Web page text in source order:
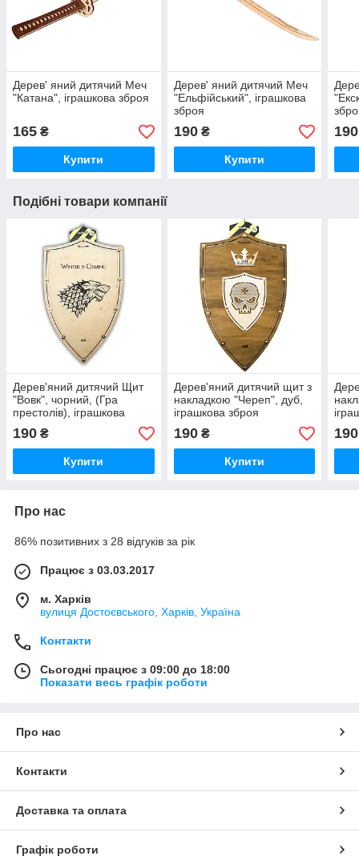
Дерев' яний дитячий Меч
"Катана", іграшкова зброя
165 ₴
Купити
Дерев' яний дитячий Меч
"Ельфійський", іграшкова
зброя
190₴
Купити
190
Подібні товари компанії
Дерев'яний дитячий Щит
"Вовк", чорний, (Гра
престолів), іграшкова
190 ₴
Купити
Дерев'яний дитячий щит з
накладкою "Череп", дуб,
іграшкова зброя
190₴
Купити
190
Про нас
86% позитивних з 28 відгуків за рік
Працює з 03.03.2017
м. Харків
вулиця Достоєвського, Харків, Україна
Контакти
Сьогодні працює з 09:00 до 18:00
Показати весь графік роботи
Про нас
Контакти
Доставка та оплата
Графік роботи